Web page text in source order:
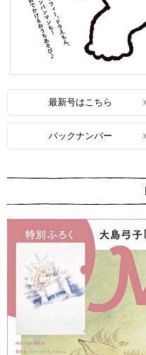
最新号はこちら
バックナンバー